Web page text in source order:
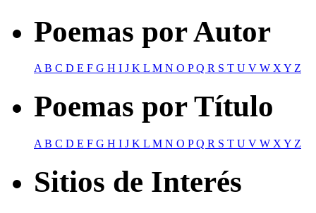
Poemas por Autor
AB C D E F G H I J K L M N O PQ R S T U V W XY Z
Poemas por Título
A B C D E F G H I J K L M N O PQ R S T U V W X Y Z
Sitios de Interés